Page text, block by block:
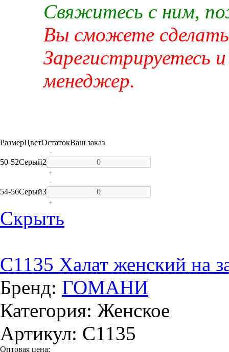
Свяжитесь с ним,
Вы сможете сделать
Зарегистрируетесь
менеджер.
РазмерЦветОстатокВаш заказ
50-52Серый2
-
+
54-56Серый3
-
+
Скрыть
C1135 Халат женский на
Бренд: ГОМАНИ
Категория: Женское
Артикул: C1135
Оптовая цена: